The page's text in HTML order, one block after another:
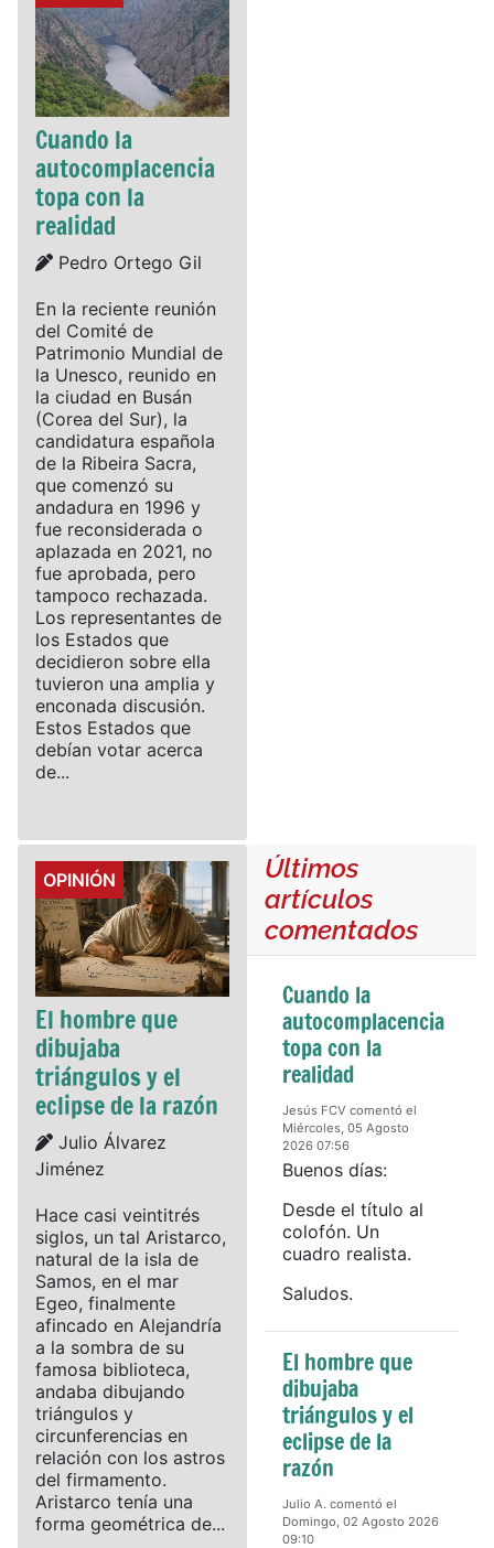
Cuando la
autocomplacencia
topa con la
realidad
Details
Pedro Ortego Gil
En la reciente reunión
del Comité de
Patrimonio Mundial de
la Unesco, reunido en
la ciudad en Busán
(Corea del Sur), la
candidatura española
de la Ribeira Sacra,
que comenzó su
andadura en 1996 y
fue reconsiderada o
aplazada en 2021, no
fue aprobada, pero
tampoco rechazada.
Los representantes de
los Estados que
decidieron sobre ella
tuvieron una amplia y
enconada discusión.
Estos Estados que
debían votar acerca
de...
Details
OPINIÓN
El hombre que
dibujaba
triángulos y el
eclipse de la razón
Details
Julio Álvarez
Jiménez
Hace casi veintitrés
siglos, un tal Aristarco,
natural de la isla de
Samos, en el mar
Egeo, finalmente
afincado en Alejandría
a la sombra de su
famosa biblioteca,
andaba dibujando
triángulos y
circunferencias en
relación con los astros
del firmamento.
Aristarco tenía una
forma geométrica de...
Últimos
artículos
comentados
Cuando la
autocomplacencia
topa con la
realidad
Jesús FCV comentó el
Miércoles, 05 Agosto
2026 07:56
Buenos días:
Desde el título al
colofón. Un
cuadro realista.
Saludos.
El hombre que
dibujaba
triángulos y el
eclipse de la
razón
Julio A. comentó el
Domingo, 02 Agosto 2026
09:10